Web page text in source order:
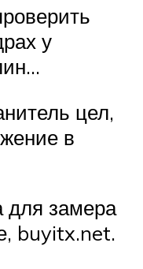
у
цел,
в
для замера
buyitx.net.